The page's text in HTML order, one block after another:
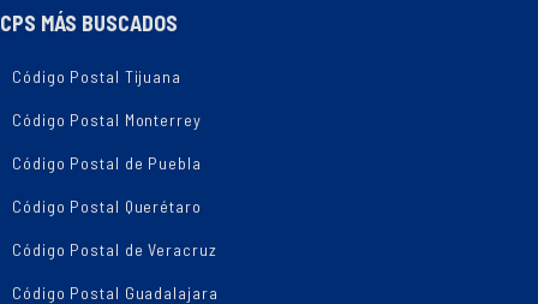
CPS MÁS BUSCADOS
Código Postal Tijuana
Código Postal Monterrey
Código Postal de Puebla
Código Postal Querétaro
Código Postal de Veracruz
Código Postal Guadalajara